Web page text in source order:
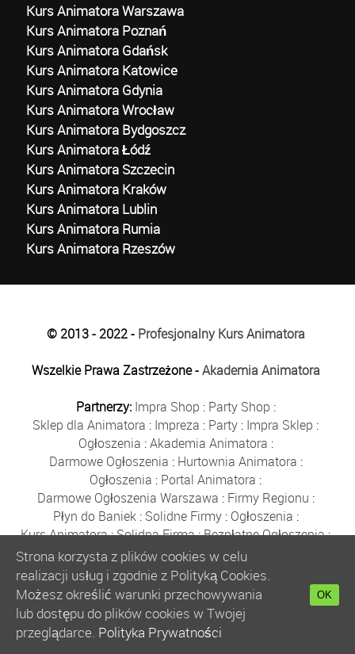
Kurs Animatora Warszawa
Kurs Animatora Poznań
Kurs Animatora Gdańsk
Kurs Animatora Katowice
Kurs Animatora Gdynia
Kurs Animatora Wrocław
Kurs Animatora Bydgoszcz
Kurs Animatora Łódź
Kurs Animatora Szczecin
Kurs Animatora Kraków
Kurs Animatora Lublin
Kurs Animatora Rumia
Kurs Animatora Rzeszów
© 2013 - 2022 - Profesjonalny Kurs Animatora
Wszelkie Prawa Zastrzeżone -Akademia Animatora
Partnerzy: Impra Shop : Party Shop :
Sklep dla Animatora : Impreza : Party : Impra Sklep :
Ogłoszenia :Akademia Animatora :
Darmowe Ogłoszenia : Hurtownia Animatora :
Ogłoszenia : Portal Animatora :
Darmowe Ogłoszenia Warszawa : Firmy Regionu :
Płyn do Baniek: Solidne Firmy: Ogłoszenia :
Kurs Animatora:Solidna Firma:Bezpłatne Ogłoszenia:
Animator Czasu Wolnego:
Bezpłatne Ogłoszenia Warszawa:sklep animatora
Bańki Mydlane:Bezpłatne Ogłoszenia
Szkolenie Animatorów:Kurs Animatora
:
Kurs Animatora Warszawa :Rumia
Kurs Animatora Poznań:
Strona korzysta z plików cookies w celu
realizacji usług i zgodnie z Polityką Cookies.
Możesz określić warunki przechowywania
lub dostępu do plików cookies w Twojej
przeglądarce. Polityka Prywatności
OK